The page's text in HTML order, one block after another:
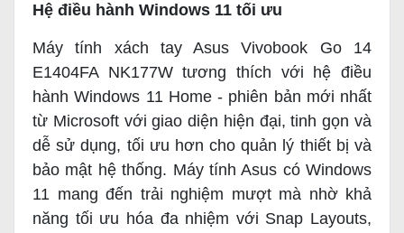
Hệ điều hành Windows 11 tối ưu
Máy tính xách tay Asus Vivobook Go 14
E1404FA NK177W tương thích với hệ điều
hành Windows 11 Home - phiên bản mới nhất
từ Microsoft với giao diện hiện đại, tinh gọn và
dễ sử dụng, tối ưu hơn cho quản lý thiết bị và
bảo mật hệ thống. Máy tính Asus có Windows
11 mang đến trải nghiệm mượt mà nhờ khả
năng tối ưu hóa đa nhiệm với Snap Layouts,